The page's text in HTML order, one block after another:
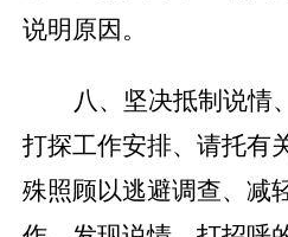
说明原因。
八、坚决抵制说情
打探工作安排、请托有
殊照顾以逃避调查、减